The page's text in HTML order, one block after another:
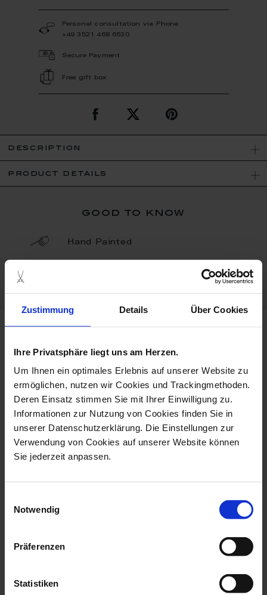
Zustimmung Details Über Cookies
Ihre Privatsphäre liegt uns am Herzen.
Um Ihnen ein optimales Erlebnis auf unserer Website zu
ermöglichen, nutzen wir Cookies und Trackingmethoden.
Deren Einsatz stimmen Sie mit Ihrer Einwilligung zu.
Informationen zur Nutzung von Cookies finden Sie in
unserer Datenschutzerklärung. Die Einstellungen zur
Verwendung von Cookies auf unserer Website können
Sie jederzeit anpassen.
Notwendig
Präferenzen
Statistiken
Personal consultation via Phone
+49 3521 468 6630
Secure Payment
Free gift box
description
product details
good to know
Hand Painted
worlds detlef ritter collection
Wall Picture Polar Bear,
Wall Picture Snowy Owl,